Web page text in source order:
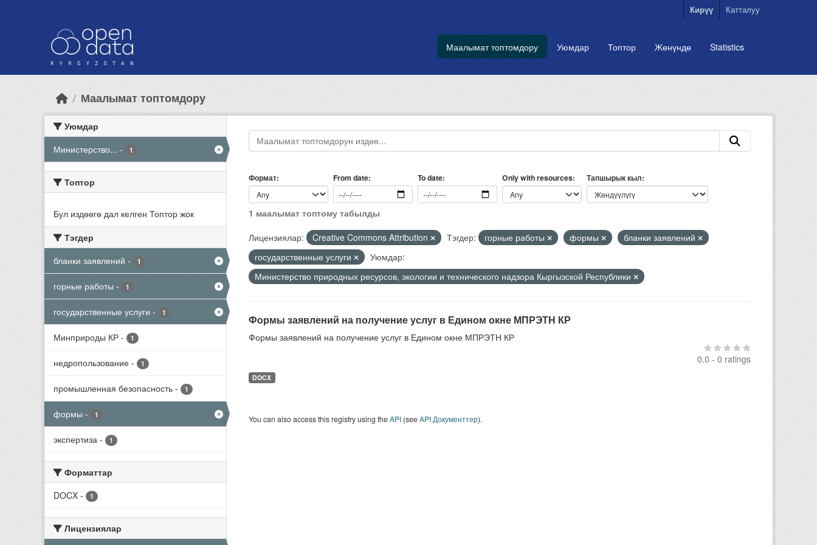
Кирүү Катталуу
Маалымат топтомдору Уюмдар Топтор Жөнүндө Statistics
Маалымат топтомдору
Уюмдар
Министерство... - 1
Топтор
Бул издөөгө дал келген Топтор жок
Тэгдер
бланки заявлений - 1
горные работы - 1
государственные услуги - 1
Минприроды КР - 1
недропользование - 1
промышленная безопасность - 1
формы - 1
экспертиза - 1
Форматтар
DOCX - 1
Лицензиялар
Формат From date To date Only with resources Тапшырык кыл
1 маалымат топтому табылды
Лицензиялар:
Creative Commons Attribution Тэгдер: горные работы формы
бланки заявлений
государственные услуги
Уюмдар:
Министерство природных ресурсов, экологии и технического надзора Кыргызской Республики
Формы заявлений на получение услуг в Едином окне МПРЭТН КР
Формы заявлений на получение услуг в Едином окне МПРЭТН КР
0.0 - 0 ratings
DOCX
You can also access this registry using theAPI(seeAPI Документтер).